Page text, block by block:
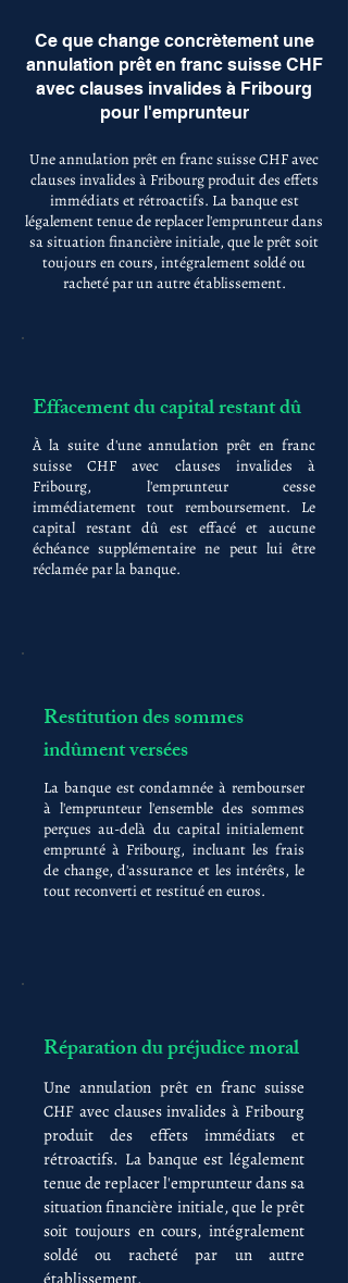
Ce que change concrètement une
annulation prêt en franc suisse CHF
avec clauses invalides à Fribourg
pour l'emprunteur
Une annulation prêt en franc suisse CHF avec
clauses invalides à Fribourg produit des effets
immédiats et rétroactifs. La banque est
légalement tenue de replacer l'emprunteur dans
sa situation financière initiale, que le prêt soit
toujours en cours, intégralement soldé ou
racheté par un autre établissement.
Effacement du capital restant dû
À la suite d'une annulation prêt en franc
suisse CHF avec clauses invalides à
Fribourg, l'emprunteur cesse
immédiatement tout remboursement. Le
capital restant dû est effacé et aucune
échéance supplémentaire ne peut lui être
réclamée par la banque.
Restitution des sommes
indûment versées
La banque est condamnée à rembourser
à l'emprunteur l'ensemble des sommes
perçues au-delà du capital initialement
emprunté à Fribourg, incluant les frais
de change, d'assurance et les intérêts, le
tout reconverti et restitué en euros.
Réparation du préjudice moral
Une annulation prêt en franc suisse
CHF avec clauses invalides à Fribourg
produit des effets immédiats et
rétroactifs. La banque est légalement
tenue de replacer l'emprunteur dans sa
situation financière initiale, que le prêt
soit toujours en cours, intégralement
soldé ou racheté par un autre
établissement.